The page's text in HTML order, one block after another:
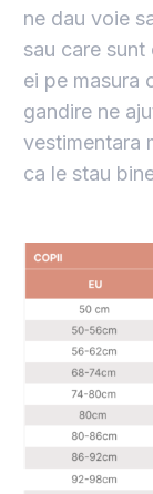
ne dau voie
sau care
ei pe masura
gandire ne
vestimentara
ca le stau